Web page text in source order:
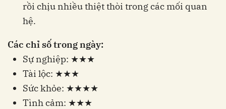
rồi chịu nhiều thiệt thòi trong các mối quan
hệ.
Các chỉ số trong ngày:
Sự nghiệp: ★★★
Tài lộc: ★★★
Sức khỏe: ★★★★
Tình cảm: ★★★